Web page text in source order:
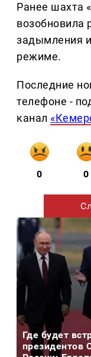
Ранее шахта
возобновила
задымления
режиме.
Последние
телефоне -
канал
0 0
Где будет
президентов